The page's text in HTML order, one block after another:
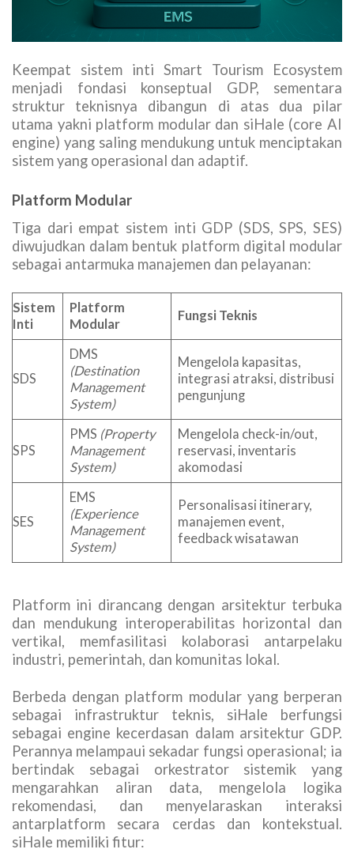
Keempat sistem inti Smart Tourism Ecosystem
menjadi fondasi konseptual GDP, sementara
struktur teknisnya dibangun di atas dua pilar
utama yakni platform modular dan siHale (core AI
engine) yang saling mendukung untuk menciptakan
sistem yang operasional dan adaptif.
Platform Modular
Tiga dari empat sistem inti GDP (SDS, SPS, SES)
diwujudkan dalam bentuk platform digital modular
sebagai antarmuka manajemen dan pelayanan:
Sistem
Inti
Platform
Modular
Fungsi Teknis
SDS
DMS
(Destination
Management
System)
Mengelola kapasitas,
integrasi atraksi, distribusi
pengunjung
SPS
PMS (Property
Management
System)
Mengelola check-in/out,
reservasi, inventaris
akomodasi
SES
EMS
(Experience
Management
System)
Personalisasi itinerary,
manajemen event,
feedback wisatawan
Platform ini dirancang dengan arsitektur terbuka
dan mendukung interoperabilitas horizontal dan
vertikal, memfasilitasi kolaborasi antarpelaku
industri, pemerintah, dan komunitas lokal.
Berbeda dengan platform modular yang berperan
sebagai infrastruktur teknis, siHale berfungsi
sebagai engine kecerdasan dalam arsitektur GDP.
Perannya melampaui sekadar fungsi operasional; ia
bertindak sebagai orkestrator sistemik yang
mengarahkan aliran data, mengelola logika
rekomendasi, dan menyelaraskan interaksi
antarplatform secara cerdas dan kontekstual.
siHale memiliki fitur: